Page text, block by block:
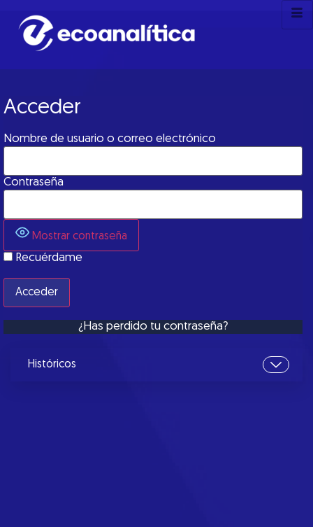
Acceder
Nombre de usuario o correo electrónico
Contraseña
Mostrar contraseña
Recuérdame
¿Has perdido tu contraseña?
Históricos